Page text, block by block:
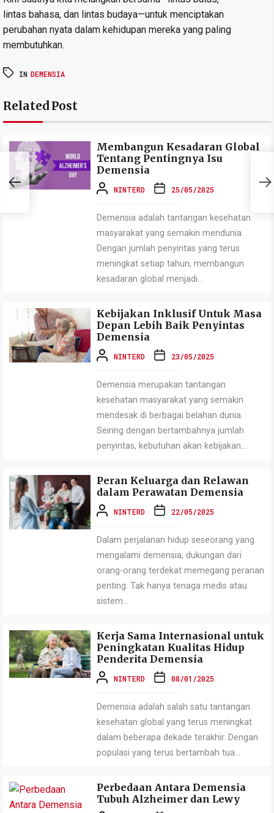
lintas bahasa, dan lintas budaya—untuk menciptakan
perubahan nyata dalam kehidupan mereka yang paling
membutuhkan.
IN DEMENSIA
Related Post
Membangun Kesadaran Global
Tentang Pentingnya Isu
Demensia
NINTERD 25/05/2025
Demensia adalah tantangan kesehatan
masyarakat yang semakin mendunia.
Dengan jumlah penyintas yang terus
meningkat setiap tahun, membangun
kesadaran global menjadi...
Kebijakan Inklusif Untuk Masa
Depan Lebih Baik Penyintas
Demensia
NINTERD 23/05/2025
Demensia merupakan tantangan
kesehatan masyarakat yang semakin
mendesak di berbagai belahan dunia.
Seiring dengan bertambahnya jumlah
penyintas, kebutuhan akan kebijakan...
Peran Keluarga dan Relawan
dalam Perawatan Demensia
NINTERD 22/05/2025
Dalam perjalanan hidup seseorang yang
mengalami demensia, dukungan dari
orang-orang terdekat memegang peranan
penting. Tak hanya tenaga medis atau
sistem...
Kerja Sama Internasional untuk
Peningkatan Kualitas Hidup
Penderita Demensia
NINTERD 08/01/2025
Demensia adalah salah satu tantangan
kesehatan global yang terus meningkat
dalam beberapa dekade terakhir. Dengan
populasi yang terus bertambah tua...
Perbedaan Antara Demensia
Tubuh Alzheimer dan Lewy